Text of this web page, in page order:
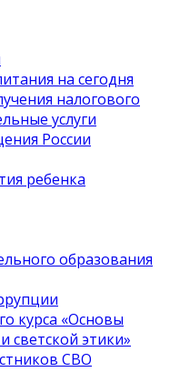
на сегодня
налогового
услуги
России
ребенка
образования
курса «Основы
светской этики»
СВО